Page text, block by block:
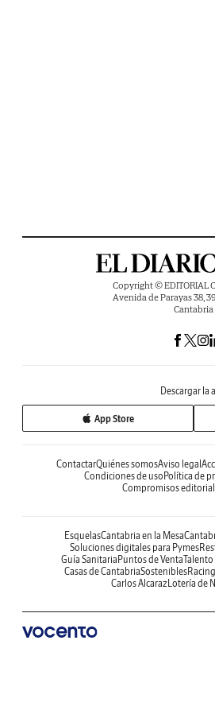
Copyright © EDITORIAL
Avenida de Parayas 38,
Cantabria
Descargar la
App Store
ContactarQuiénes somosAviso legal
Condiciones de uso Política de
Compromisos
EsquelasCantabria en la Mesa
Soluciones digitales para Pymes
Guía Sanitaria Puntos de Venta
Casas de CantabriaSosteniblesRacing
Carlos AlcarazLotería de